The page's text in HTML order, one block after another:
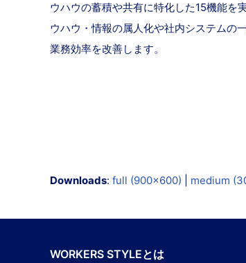
ウハウの蓄積や共有に特化した15機能を
ウハウ・情報の属人化や社内システムの
業務効率を改善します。
Downloads: full (900x600) medium
WORKERS STYLEとは